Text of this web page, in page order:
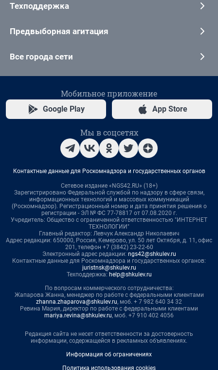
Техподдержка
Предвыборная агитация
Все города сети
Мобильное приложение
Google Play App Store
Мы в соцсетях
Контактные данные для Роскомнадзора и государственных органов
Сетевое издание «NGS42.RU» (18+)
Зарегистрировано Федеральной службой по надзору в сфере связи,
информационных технологий и массовых коммуникаций
(Роскомнадзор). Регистрационный номер и дата принятия решения о
регистрации - ЭЛ № ФС 77-78817 от 07.08.2020 г.
Учредитель: Общество с ограниченной ответственностью "ИНТЕРНЕТ
ТЕХНОЛОГИИ"
Главный редактор: Левчук Александр Николаевич
Адрес редакции: 650000, Россия, Кемерово, ул. 50 лет Октября, д. 11, офис
201, телефон +7 (3842) 23-22-60
Электронный адрес редакции: ngs42@shkulev.ru
Контактные данные для Роскомнадзора и государственных органов:
juristnsk@shkulev.ru
Техподдержка: help@shkulev.ru
По вопросам коммерческого сотрудничества:
Жапарова Жанна, менеджер по работе с федеральными клиентами
zhanna.zhaparova@shkulev.ru, моб. + 7 982 640 34 32
Ревина Мария, директор по работе с федеральными клиентами
mariya.revina@shkulev.ru, моб. +7 910 402 4056
Редакция сайта не несет ответственности за достоверность
информации, содержащейся в рекламных объявлениях.
Информация об ограничениях
Политика использования cookies